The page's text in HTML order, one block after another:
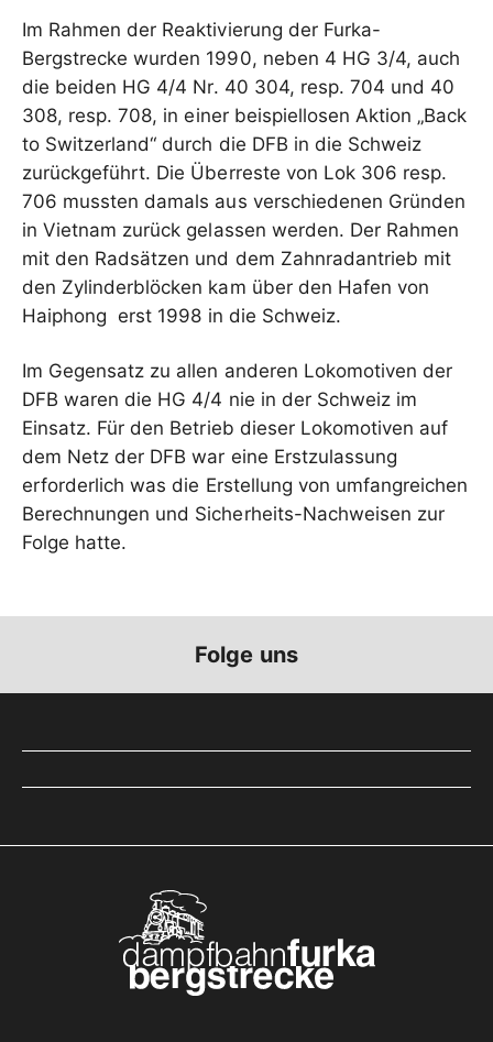
Im Rahmen der Reaktivierung der Furka-
Bergstrecke wurden 1990, neben 4 HG 3/4, auch
die beiden HG 4/4 Nr. 40 304, resp. 704 und 40
308, resp. 708, in einer beispiellosen Aktion „Back
to Switzerland“ durch die DFB in die Schweiz
zurückgeführt. Die Überreste von Lok 306 resp.
706 mussten damals aus verschiedenen Gründen
in Vietnam zurück gelassen werden. Der Rahmen
mit den Radsätzen und dem Zahnradantrieb mit
den Zylinderblöcken kam über den Hafen von
Haiphong erst 1998 in die Schweiz.
Im Gegensatz zu allen anderen Lokomotiven der
DFB waren die HG 4/4 nie in der Schweiz im
Einsatz. Für den Betrieb dieser Lokomotiven auf
dem Netz der DFB war eine Erstzulassung
erforderlich was die Erstellung von umfangreichen
Berechnungen und Sicherheits-Nachweisen zur
Folge hatte.
Folge uns